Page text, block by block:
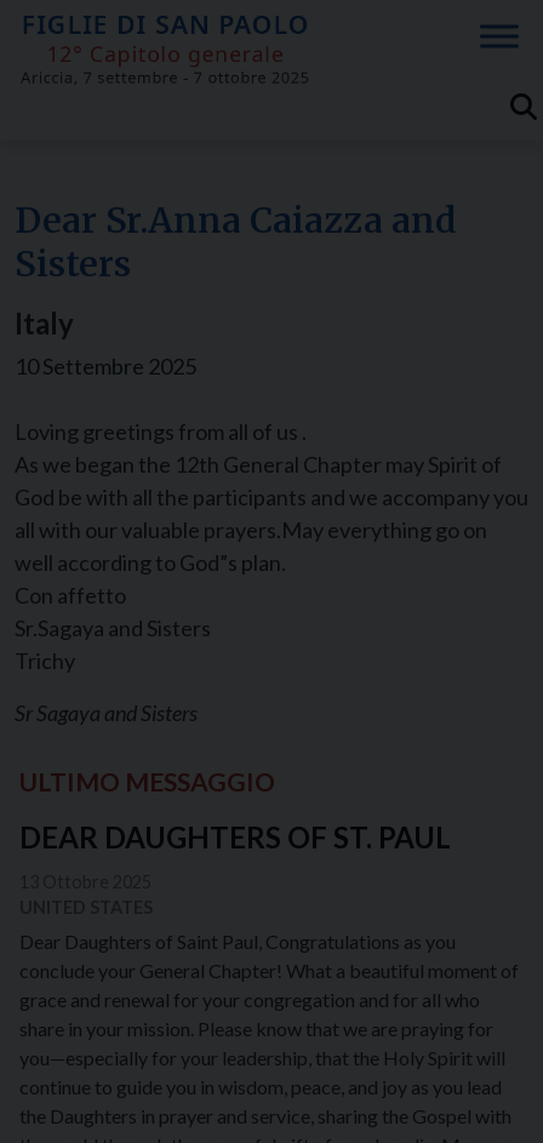
Skip
content
Dear Sr.Anna Caiazza and
Sisters
Italy
10 Settembre 2025
Loving greetings from all of us .
As we began the 12th General Chapter may Spirit of
God be with all the participants and we accompany you
all with our valuable prayers.May everything go on
well according to God”s plan.
Con affetto
Sr.Sagaya and Sisters
Trichy
Sr Sagaya and Sisters
ULTIMO MESSAGGIO
DEAR DAUGHTERS OF ST. PAUL
Dear Daughters of Saint Paul, Congratulations as you
conclude your General Chapter! What a beautiful moment of
grace and renewal for your congregation and for all who
share in your mission. Please know that we are praying for
you—especially for your leadership, that the Holy Spirit will
continue to guide you in wisdom, peace, and joy as you lead
the Daughters in prayer and service, sharing the Gospel with